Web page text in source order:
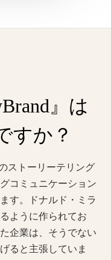
』は
すか？
ストーリーテリング
コミュニケーション
す。ドナルド・ミラ
ように作られてお
企業は、そうでない
ると主張していま